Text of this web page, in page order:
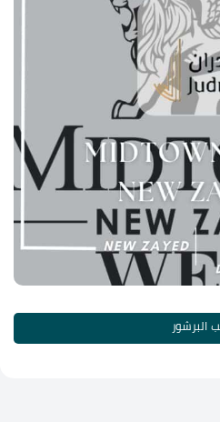
البرشور